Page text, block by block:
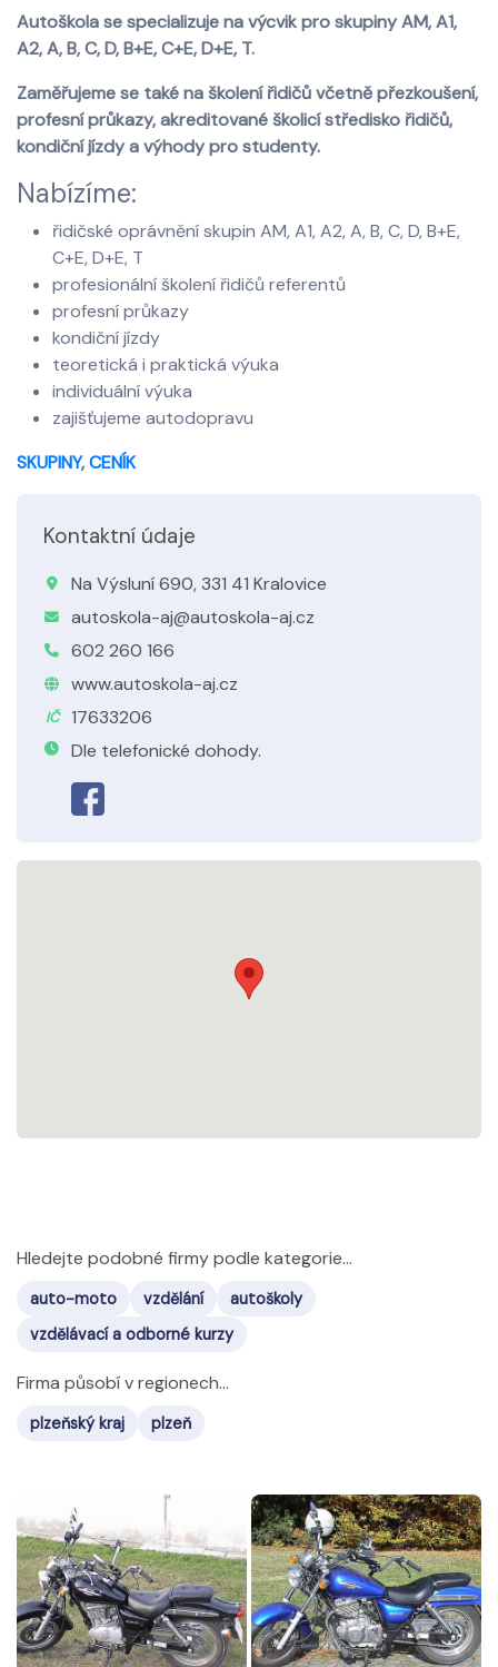
Autoškola se specializuje na výcvik pro skupiny AM, A1,
A2, A, B, C, D, B+E, C+E, D+E, T.
Zaměřujeme se také na školení řidičů včetně přezkoušení,
profesní průkazy, akreditované školicí středisko řidičů,
kondiční jízdy a výhody pro studenty.
Nabízíme:
řidičské oprávnění skupin AM, A1, A2, A, B, C, D, B+E,
C+E, D+E, T
profesionální školení řidičů referentů
profesní průkazy
kondiční jízdy
teoretická i praktická výuka
individuální výuka
zajišťujeme autodopravu
SKUPINY,CENÍK
Kontaktní údaje
Na Výsluní 690, 331 41 Kralovice
autoskola-aj@autoskola-aj.cz
602 260 166
www.autoskola-aj.cz
IČ
17633206
Dle telefonické dohody.
Hledejte podobné firmy podle kategorie...
auto-moto vzdělání
autoškoly
vzdělávací a odborné kurzy
Firma působí v regionech...
plzeňský kraj plzeň